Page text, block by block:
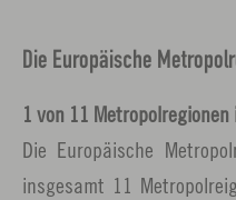
Die Europäische
1 von 11
Die Europäische
insgesamt 11